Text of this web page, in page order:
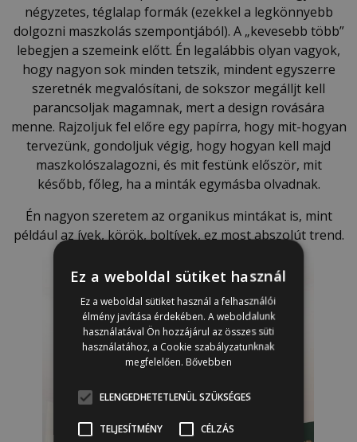
négyzetes, téglalap formák (ezekkel a legkönnyebb
dolgozni maszkolás szempontjából). A „kevesebb több”
lebegjen a szemeink előtt. Én legalábbis olyan vagyok,
hogy nagyon sok minden tetszik, mindent egyszerre
szeretnék megvalósítani, de sokszor megálljt kell
parancsoljak magamnak, mert a design rovására
menne. Rajzoljuk fel előre egy papírra, hogy mit-hogyan
tervezünk, gondoljuk végig, hogy hogyan kell majd
maszkolószalagozni, és mit festünk először, mit
később, főleg, ha a minták egymásba olvadnak.
Én nagyon szeretem az organikus mintákat is, mint
például az ívek, körök, boltívek, ez most abszolút trend.
Ez a weboldal sütiket használ
Ez a weboldal sütiket használ a felhasználói
élmény javítása érdekében. A weboldalunk
használatával Ön hozzájárul az összes süti
használatához, a Cookie szabályzatunknak
megfelelően. Bővebben
ELENGEDHETETLENÜL SZÜKSÉGES
TELJESÍTMÉNY CÉLZÁS